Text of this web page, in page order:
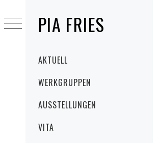
PIA FRIES
MenuAKTUELL
WERKGRUPPEN
AUSSTELLUNGEN
VITA
to
content